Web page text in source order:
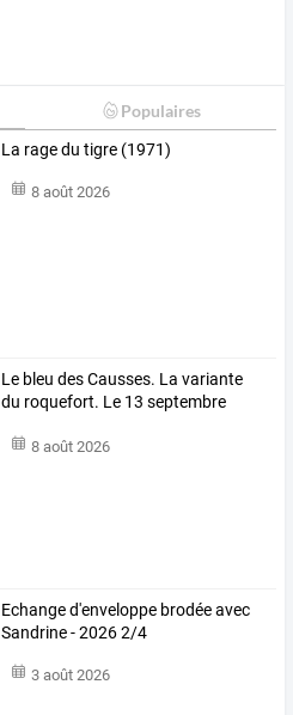
Populaires
La rage du tigre (1971)
8 août 2026
Le bleu des Causses. La variante
du roquefort. Le 13 septembre
8 août 2026
Echange d'enveloppe brodée avec
Sandrine - 2026 2/4
3 août 2026